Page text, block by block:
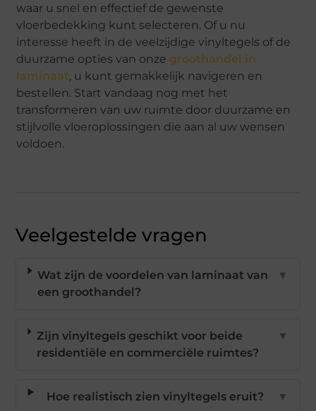
waar u snel en effectief de gewenste
vloerbedekking kunt selecteren. Of u nu
interesse heeft in de veelzijdige vinyltegels of de
duurzame opties van onze groothandel in
laminaat, u kunt gemakkelijk navigeren en
bestellen. Start vandaag nog met het
transformeren van uw ruimte door duurzame en
stijlvolle vloeroplossingen die aan al uw wensen
voldoen.
Veelgestelde vragen
Wat zijn de voordelen van laminaat van
een groothandel?
▼
Zijn vinyltegels geschikt voor beide
residentiële en commerciële ruimtes?
▼
Hoe realistisch zien vinyltegels eruit? ▼